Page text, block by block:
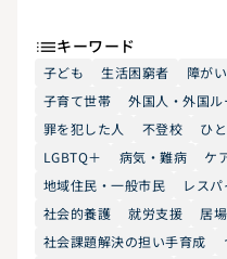
キーワード
子ども 生活困窮者 障が
子育て世帯
外国人・外国ル
罪を犯した人
不登校 ひ
LGBTQ＋
病気・難病 ケ
地域住民・一般市民
レスパ
社会的養護
就労支援 居
社会課題解決の担い手育成